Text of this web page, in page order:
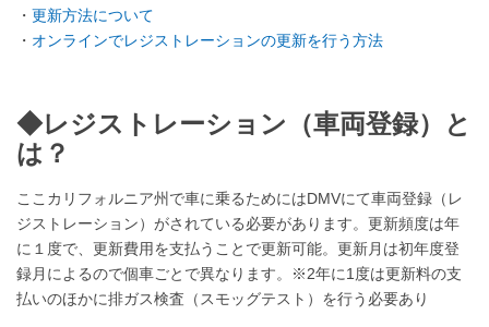
・ 更新方法について
・ オンラインでレジストレーションの更新を行う方法
◆レジストレーション（車両登録）と
は？
ここカリフォルニア州で車に乗るためにはDMVにて車両登録（レ
ジストレーション）がされている必要があります。更新頻度は年
に１度で、更新費用を支払うことで更新可能。 更新月は初年度登
録月によるので個車ごとで異なります。※2年に1度は更新料の支
払いのほかに排ガス検査（スモッグテスト）を行う必要あり